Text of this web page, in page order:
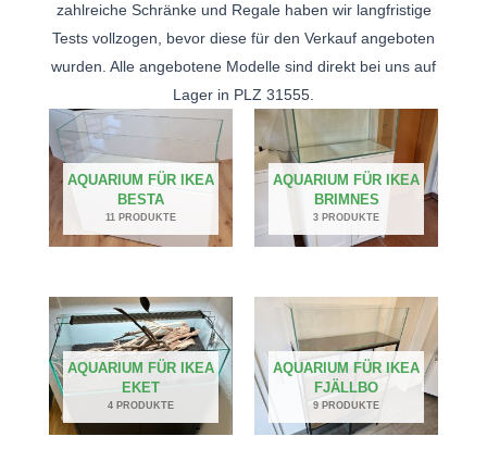
zahlreiche Schränke und Regale haben wir langfristige
Tests vollzogen, bevor diese für den Verkauf angeboten
wurden. Alle angebotene Modelle sind direkt bei uns auf
Lager in PLZ 31555.
AQUARIUM FÜR IKEA
BESTA
11 PRODUKTE
AQUARIUM FÜR IKEA
BRIMNES
3 PRODUKTE
AQUARIUM FÜR IKEA
EKET
4 PRODUKTE
AQUARIUM FÜR IKEA
FJÄLLBO
9 PRODUKTE